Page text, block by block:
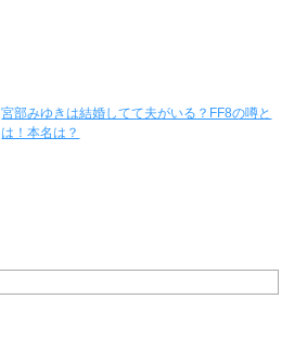
宮部みゆきは結婚してて夫がいる？FF8の噂と
は！本名は？